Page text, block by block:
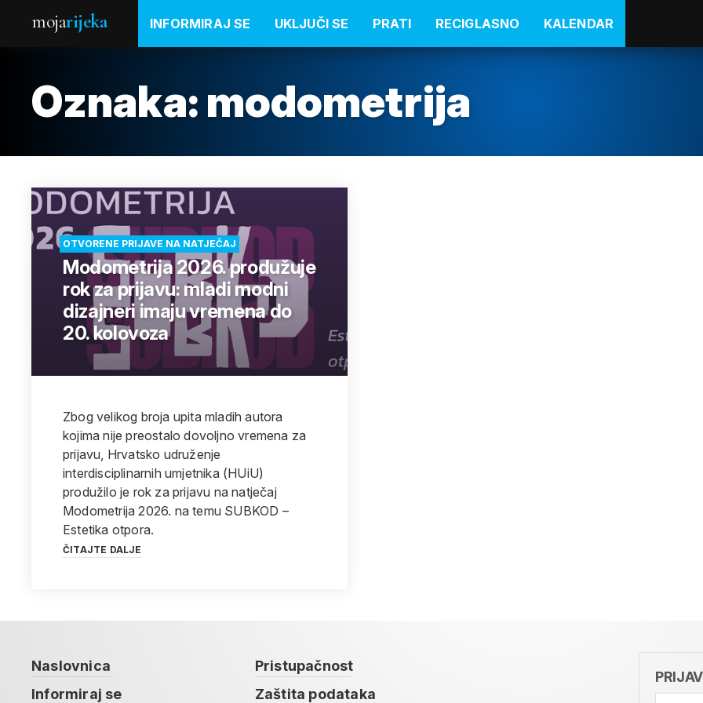
mojarijeka INFORMIRAJ SE UKLJUČI SE PRATI RECIGLASNO KALENDAR
Oznaka: modometrija
OTVORENE PRIJAVE NA NATJEČAJ
Modometrija 2026. produžuje
rok za prijavu: mladi modni
dizajneri imaju vremena do
20. kolovoza
Zbog velikog broja upita mladih autora
kojima nije preostalo dovoljno vremena za
prijavu, Hrvatsko udruženje
interdisciplinarnih umjetnika (HUiU)
produžilo je rok za prijavu na natječaj
Modometrija 2026. na temu SUBKOD –
Estetika otpora.
ČITAJTE DALJE
Naslovnica
Informiraj se
Pristupačnost
Zaštita podataka